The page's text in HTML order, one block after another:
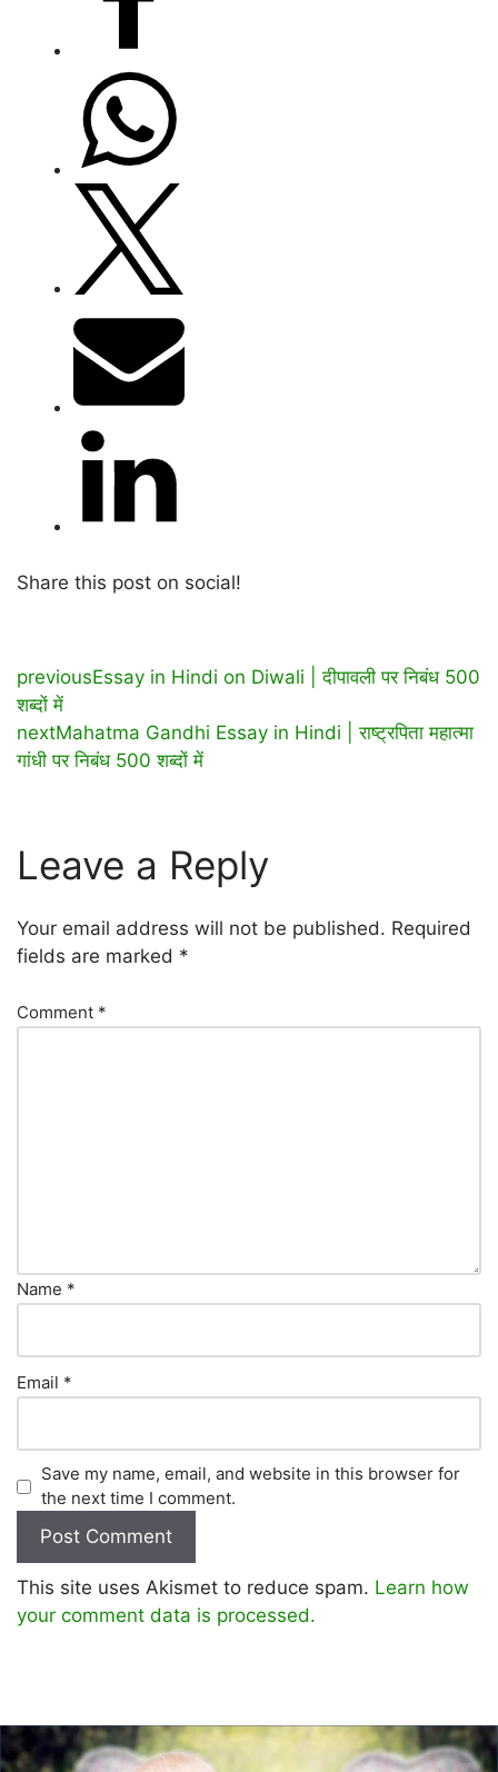
Share this post on social!
previousEssay in Hindi on Diwali | दीपावली पर निबंध 500
शब्दों में
nextMahatma Gandhi Essay in Hindi | राष्ट्रपिता महात्मा
गांधी पर निबंध 500 शब्दों में
Leave a Reply
Your email address will not be published. Required
fields are marked *
Comment *
Name *
Email *
Save my name, email, and website in this browser for
the next time I comment.
This site uses Akismet to reduce spam. Learn how
your comment data is processed.